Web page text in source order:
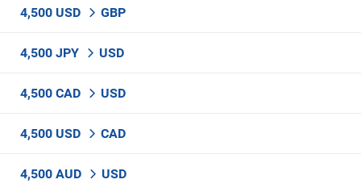
4,500 USD GBP
4,500 JPY USD
4,500 CAD USD
4,500 USD CAD
4,500 AUD USD